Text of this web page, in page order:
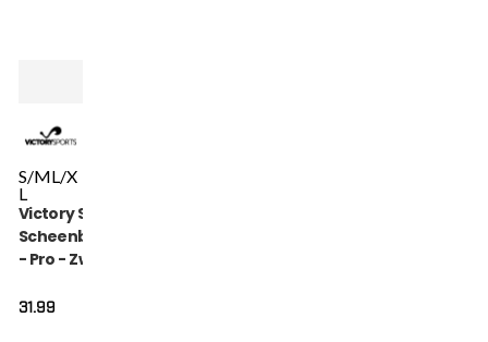
S/ML/X
L
Victory Sports
Scheenbeschermer
- Pro - Zwart
31.99